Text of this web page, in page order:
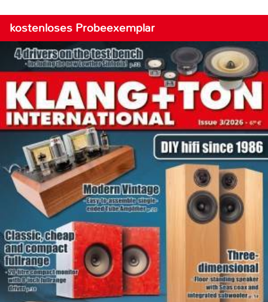
kostenloses Probeexemplar